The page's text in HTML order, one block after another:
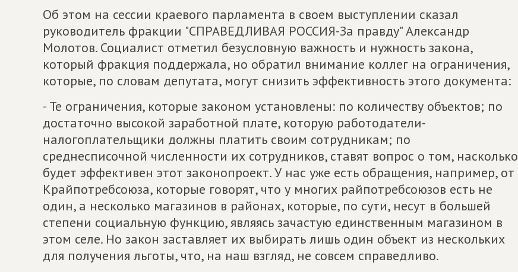
Об этом на сессии краевого парламента в своем выступлении сказал
руководитель фракции "СПРАВЕДЛИВАЯ РОССИЯ-За правду" Александр
Молотов. Социалист отметил безусловную важность и нужность закона,
который фракция поддержала, но обратил внимание коллег на ограничения,
которые, по словам депутата, могут снизить эффективность этого документа:
- Те ограничения, которые законом установлены: по количеству объектов; по
достаточно высокой заработной плате, которую работодатели-
налогоплательщики должны платить своим сотрудникам; по
среднесписочной численности их сотрудников, ставят вопрос о том, насколько
будет эффективен этот законопроект. У нас уже есть обращения, например, от
Крайпотребсоюза, которые говорят, что у многих райпотребсоюзов есть не
один, а несколько магазинов в районах, которые, по сути, несут в большей
степени социальную функцию, являясь зачастую единственным магазином в
этом селе. Но закон заставляет их выбирать лишь один объект из нескольких
для получения льготы, что, на наш взгляд, не совсем справедливо.